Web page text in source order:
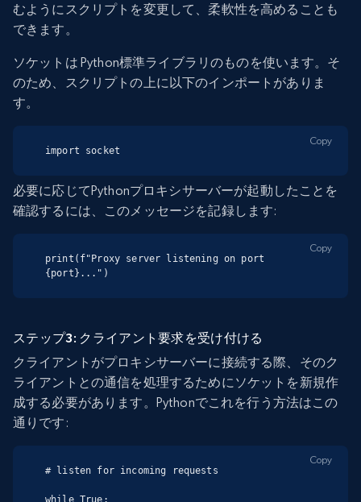
むようにスクリプトを変更して、柔軟性を高めることも
できます。
ソケットは Python標準ライブラリのものを使います。そ
のため、スクリプトの上に以下のインポートがありま
す。
import socket
Copy
必要に応じてPythonプロキシサーバーが起動したことを
確認するには、このメッセージを記録します:
print(f"Proxy server listening on port
{port}...")
Copy
ステップ3: クライアント要求を受け付ける
クライアントがプロキシサーバーに接続する際、そのク
ライアントとの通信を処理するためにソケットを新規作
成する必要があります。Pythonでこれを行う方法はこの
通りです:
# listen for incoming requests
while True:
Copy